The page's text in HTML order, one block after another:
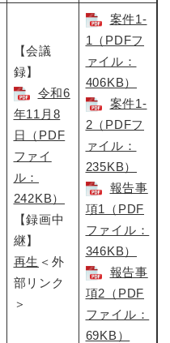
【会議
録】
令和6
年11月8
日（PDF
ファイ
ル：
242KB）
【録画中
継】
再生 ＜外
部リンク
＞
案件1-
1（PDFフ
ァイル：
406KB）
案件1-
2（PDFフ
ァイル：
235KB）
報告事
項1（PDF
ファイル：
346KB）
報告事
項2（PDF
ファイル：
69KB）